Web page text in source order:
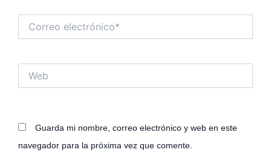
electrónico*
Guarda mi nombre, correo electrónico y web en este
navegador para la próxima vez que comente.